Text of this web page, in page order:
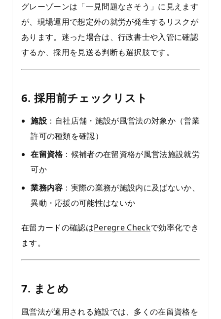
グレーゾーンは「一見問題なさそう」に見えます
が、現場運用で想定外の就労が発生するリスクが
あります。迷った場合は、行政書士や入管に確認
するか、採用を見送る判断も選択肢です。
6. 採用前チェックリスト
施設：自社店舗・施設が風営法の対象か（営業
許可の種類を確認）
在留資格：候補者の在留資格が風営法施設就労
可か
業務内容 ：実際の業務が施設内に及ばないか、
異動・応援の可能性はないか
在留カードの確認はPeregre Checkで効率化でき
ます。
7. まとめ
風営法が適用される施設では、多くの在留資格を